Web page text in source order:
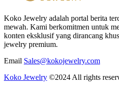
Koko Jewelry adalah portal berita
mewah. Kami berkomitmen untuk
konten eksklusif yang dirancang
jewelry premium.
Email Sales@kokojewelry.com
Koko Jewelry ©2024 All rights